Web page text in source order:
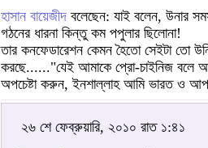
হাসান বায়েজীদ বলেছেন: যাই বলেন, উনার
গঠনের ধারনা কিন্তু কম পপুলার ছিলোনা!
তার কনফেডারেশন কেমন হৈতো সেইটা তো উনি
করছে......"যেই আমাকে প্রো-চাইনিজ বলে
অপচেষ্টা করুন, ইনশাল্লাহ আমি ভারত ও
২৬ শে ফেব্রুয়ারি, ২০১০ রাত ১:৪১